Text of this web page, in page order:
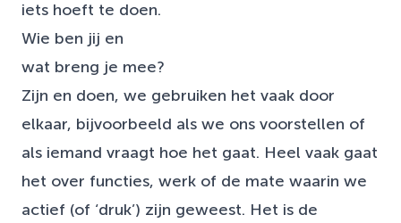
iets hoeft te doen.
Wie ben jij en
wat breng je mee?
Zijn en doen, we gebruiken het vaak door
elkaar, bijvoorbeeld als we ons voorstellen of
als iemand vraagt hoe het gaat. Heel vaak gaat
het over functies, werk of de mate waarin we
actief (of ‘druk’) zijn geweest. Het is de